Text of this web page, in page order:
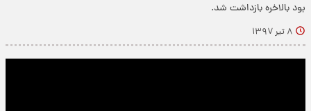
بود بالاخره بازداشت شد.
۸ تیر ۱۳۹۷